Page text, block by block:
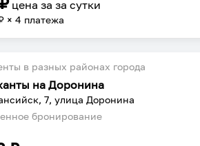
цена заза сутки
× 4 платежа
в разных районах города
на Доронина
7, улица Доронина
бронирование